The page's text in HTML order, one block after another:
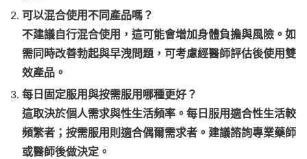
可以混合使用不同產品嗎？
不建議自行混合使用，這可能會增加身體負擔與風險。如
需同時改善勃起與早洩問題，可考慮經醫師評估後使用雙
效產品。
每日固定服用與按需服用哪種更好？
這取決於個人需求與性生活頻率。每日服用適合性生活較
頻繁者；按需服用則適合偶爾需求者。建議諮詢專業藥師
或醫師後做決定。